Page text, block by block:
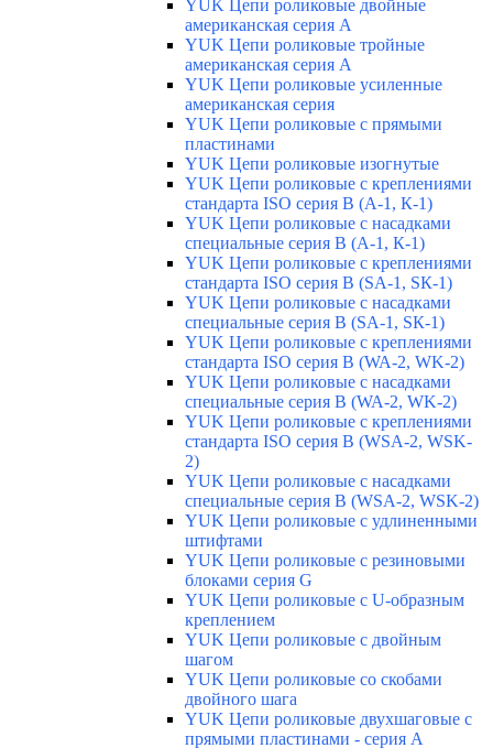
YUK Цепи роликовые двойные
американская серия А
YUK Цепи роликовые тройные
американская серия А
YUK Цепи роликовые усиленные
американская серия
YUK Цепи роликовые с прямыми
пластинами
YUK Цепи роликовые изогнутые
YUK Цепи роликовые с креплениями
стандарта ISO серия B (А-1, К-1)
YUK Цепи роликовые с насадками
специальные серия В (А-1, К-1)
YUK Цепи роликовые с креплениями
стандарта ISO серия B (SA-1, SК-1)
YUK Цепи роликовые с насадками
специальные серия В (SA-1, SК-1)
YUK Цепи роликовые с креплениями
стандарта ISO серия B (WA-2, WK-2)
YUK Цепи роликовые с насадками
специальные серия В (WA-2, WK-2)
YUK Цепи роликовые с креплениями
стандарта ISO серия B (WSA-2, WSK-
2)
YUK Цепи роликовые с насадками
специальные серия B (WSA-2, WSK-2)
YUK Цепи роликовые с удлиненными
штифтами
YUK Цепи роликовые с резиновыми
блоками серия G
YUK Цепи роликовые с U-образным
креплением
YUK Цепи роликовые с двойным
шагом
YUK Цепи роликовые со скобами
двойного шага
YUK Цепи роликовые двухшаговые с
прямыми пластинами - серия А